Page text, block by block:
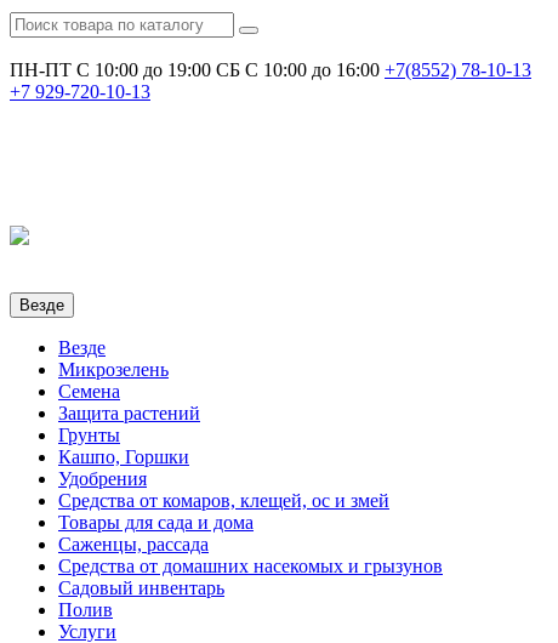
ПН-ПТ С 10:00 до 19:00 СБ С 10:00 до 16:00 +7(8552) 78-10-13
+7 929-720-10-13
Везде
Везде
Микрозелень
Семена
Защита растений
Грунты
Кашпо, Горшки
Удобрения
Средства от комаров, клещей, ос и змей
Товары для сада и дома
Саженцы, рассада
Средства от домашних насекомых и грызунов
Садовый инвентарь
Полив
Услуги